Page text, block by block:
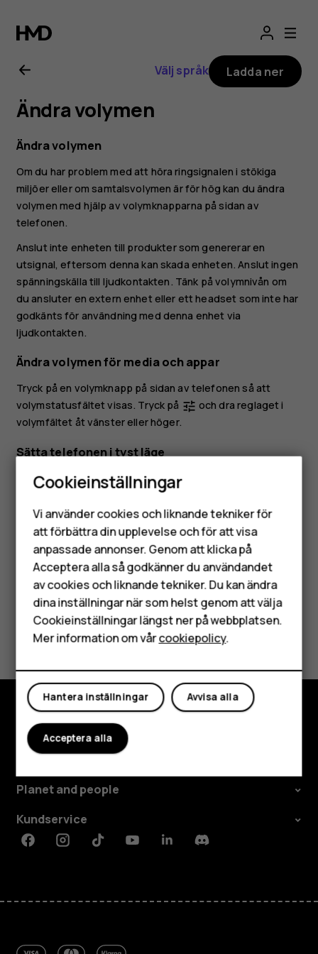
för
Nokia
G21
Smartphones
Mobiltelefoner
Tillbehör
HMD Terra M
Surfplattor
Välj språk Ladda ner
Ändra volymen
Ändra volymen
Om du har problem med att höra ringsignalen i stökiga
miljöer eller om samtalsvolymen är för hög kan du ändra
volymen med hjälp av volymknapparna på sidan av
telefonen.
Anslut inte enheten till produkter som genererar en
utsignal, eftersom denna kan skada enheten. Anslut ingen
spänningskälla till ljudkontakten. Tänk på volymnivån om
du ansluter en extern enhet eller ett headset som inte har
godkänts för användning med denna enhet via
ljudkontakten.
Ändra volymen för media och appar
Tryck på en volymknapp på sidan av telefonen så att
volymstatusfältet visas. Tryck på tune och dra reglaget i
volymfältet åt vänster eller höger.
Sätta telefonen i tyst läge
Sätt telefonen i tyst läge genom att trycka på volym ned-
för att ställa in endast
vibration och tryck påvibrationför att sätta telefonen i tyst
läge.
Var detta till hjälp?
Utforska
Planet and people
Kundservice
FacebookInstagramTiktokYoutubeLinkedinDiscord
Cookieinställningar
Vi använder cookies och liknande tekniker för
att förbättra din upplevelse och för att visa
anpassade annonser. Genom att klicka på
Acceptera alla så godkänner du användandet
av cookies och liknande tekniker. Du kan ändra
dina inställningar när som helst genom att välja
Cookieinställningar längst ner på webbplatsen.
Mer information om vårcookiepolicy.
Avvisa alla
Hantera inställningar
Acceptera alla